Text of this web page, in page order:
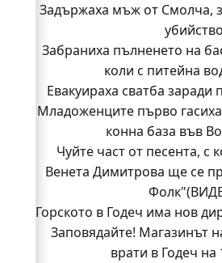
Задържаха мъж от Смолча,
убийство
Забраниха пълненето на
коли с питейна
Евакуираха сватба
Младоженците първо
конна база във
Чуйте част от песента, с
Венета Димитрова ще се
Горското в Годеч има нов
Заповядайте! Магазинът
врати в Годеч на